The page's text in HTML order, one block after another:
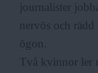
journalister
nervös och
ögon.
Två kvinnor ler